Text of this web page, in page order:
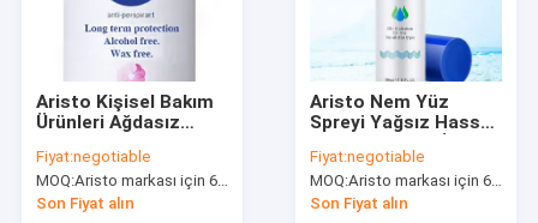
Aristo Kişisel Bakım
Ürünleri Ağdasız
Önleyici Sprey 150ml
OEM
Fiyat:negotiable
MOQ:Aristo markası için 6000 adet, müşteri markası için 15000 adet
Son Fiyat alın
Aristo Nem Yüz
Spreyi Yağsız Hassas
Spreu 150ml
Fiyat:negotiable
MOQ:Aristo markası için 6000 adet, müşteri markası için 15000 adet
Son Fiyat alın